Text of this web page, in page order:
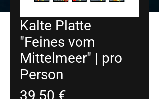
Kalte Platte
"Feines vom
Mittelmeer" | pro
Person
39,50 €